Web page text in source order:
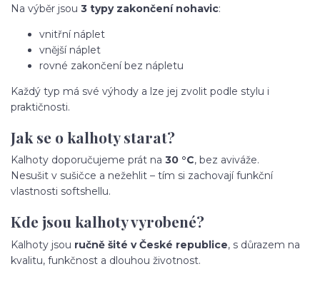
Na výběr jsou 3 typy zakončení nohavic:
vnitřní náplet
vnější náplet
rovné zakončení bez nápletu
Každý typ má své výhody a lze jej zvolit podle stylu i
praktičnosti.
Jak se o kalhoty starat?
Kalhoty doporučujeme prát na 30 °C, bez aviváže.
Nesušit v sušičce a nežehlit – tím si zachovají funkční
vlastnosti softshellu.
Kde jsou kalhoty vyrobené?
Kalhoty jsou ručně šité v České republice, s důrazem na
kvalitu, funkčnost a dlouhou životnost.